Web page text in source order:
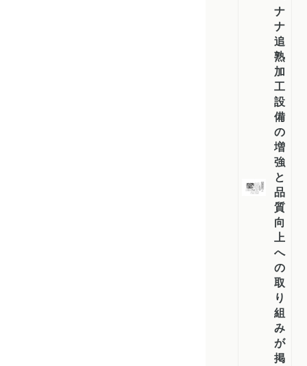
ナ
ナ
追
熟
加
工
設
備
の
増
強
と
品
質
向
上
へ
の
取
り
組
み
が
掲